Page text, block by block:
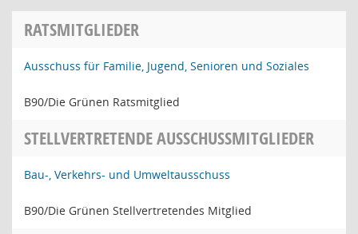
RATSMITGLIEDER
Ausschuss für Familie, Jugend, Senioren und Soziales
B90/Die Grünen Ratsmitglied
STELLVERTRETENDE AUSSCHUSSMITGLIEDER
Bau-, Verkehrs- und Umweltausschuss
B90/Die Grünen Stellvertretendes Mitglied